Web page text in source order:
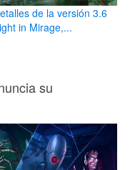
de la versión 3.6
in Mirage,...
su